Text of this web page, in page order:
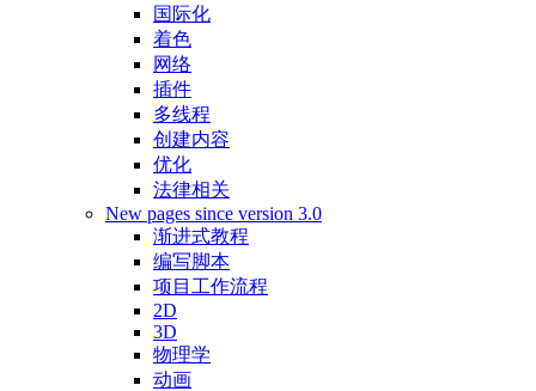
国际化
着色
网络
插件
多线程
创建内容
优化
法律相关
New pages since version 3.0
渐进式教程
编写脚本
项目工作流程
2D
3D
物理学
动画